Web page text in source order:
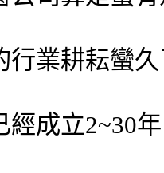
行業耕耘蠻
經成立2~30